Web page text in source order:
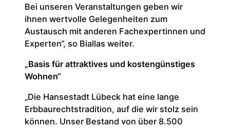
Bei unseren Veranstaltungen geben wir
ihnen wertvolle Gelegenheiten zum
Austausch mit anderen Fachexpertinnen und
Experten“, so Biallas weiter.
„Basis für attraktives und kostengünstiges
Wohnen“
„Die Hansestadt Lübeck hat eine lange
Erbbaurechtstradition, auf die wir stolz sein
können. Unser Bestand von über 8.500